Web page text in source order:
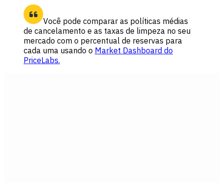
Você pode comparar as políticas médias
de cancelamento e as taxas de limpeza no seu
mercado com o percentual de reservas para
cada uma usando o Market Dashboard do
PriceLabs.